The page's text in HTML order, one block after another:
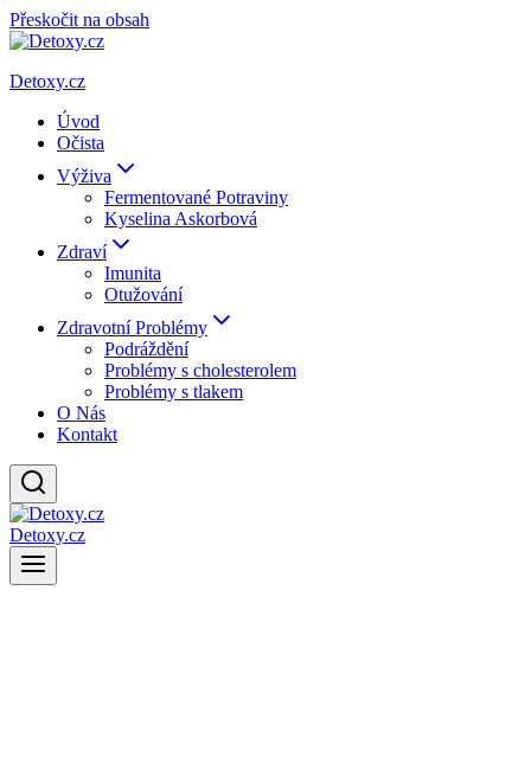
Přeskočit na obsah
Detoxy.cz
Úvod
Očista
Výživa
Fermentované Potraviny
Kyselina Askorbová
Zdraví
Imunita
Otužování
Zdravotní Problémy
Podráždění
Problémy s cholesterolem
Problémy s tlakem
O Nás
Kontakt
Detoxy.cz